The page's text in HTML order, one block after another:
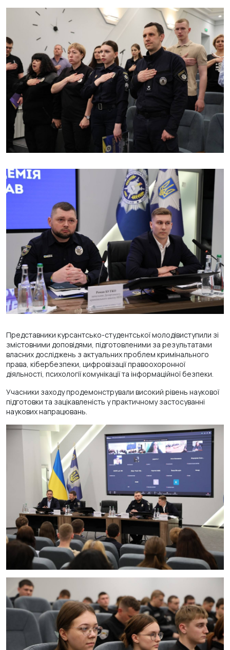
Представники курсантсько-студентської молодівиступили зі
змістовними доповідями, підготовленими за результатами
власних досліджень з актуальних проблем кримінального
права, кібербезпеки, цифровізації правоохоронної
діяльності, психології комунікації та інформаційної безпеки.
Учасники заходу продемонстрували високий рівень наукової
підготовки та зацікавленість у практичному застосуванні
наукових напрацювань.